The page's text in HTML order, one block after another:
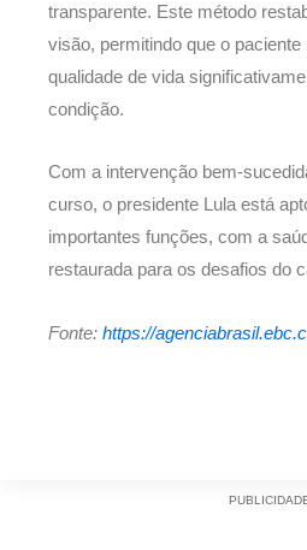
transparente. Este método
visão, permitindo que o
qualidade de vida
condição.
Com a intervenção bem-
curso, o presidente Lula está
importantes funções, com a
restaurada para os desafios do
Fonte: https://